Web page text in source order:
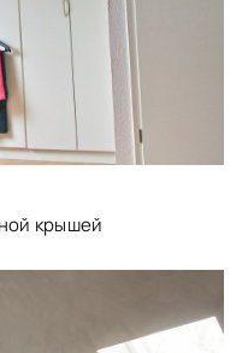
крышей